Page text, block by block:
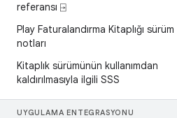
referansı ⍈
Play Faturalandırma Kitaplığı sürüm
notları
Kitaplık sürümünün kullanımdan
kaldırılmasıyla ilgili SSS
UYGULAMA ENTEGRASYONU